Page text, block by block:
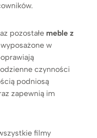
pozostałe meble z
w
czynności
podniosą
zapewnią im
filmy